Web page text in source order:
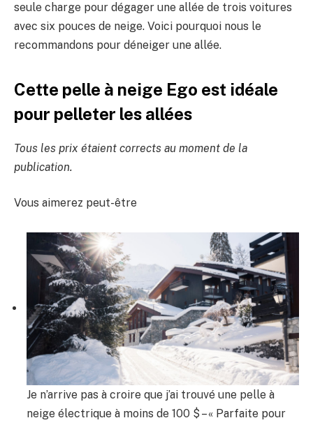
seule charge pour dégager une allée de trois voitures
avec six pouces de neige. Voici pourquoi nous le
recommandons pour déneiger une allée.
Cette pelle à neige Ego est idéale
pour pelleter les allées
Tous les prix étaient corrects au moment de la
publication.
Vous aimerez peut-être
Je n’arrive pas à croire que j’ai trouvé une pelle à
neige électrique à moins de 100 $ – « Parfaite pour